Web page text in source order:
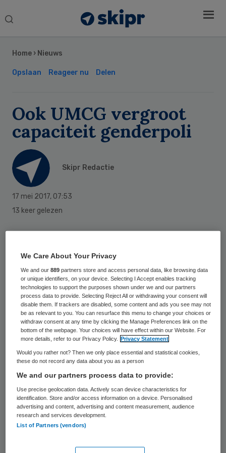
Search
Home › Nieuws
Opslaan Reageer nu Delen
Ook UMCG vergroot
capaciteit genderpoli
Skipr Redactie
17 mei 2017, 07:53
13 keer gelezen
capaciteit van de genderpoli vanwege een
toenemende vraag naar een behandeling
voor geslachtsverandering. Dat meldt de
NOS.
Het ziekenhuiswil tachtig nieuwe mensen
per jaar behandelen. Dat zijn er nu
veertig. Volgens Tim Middelberg, voorzitter
van het genderteam van het UMCG, moeten
mensen momenteel soms anderhalf jaar
wachten voordat ze op een eerste gesprek
kunnen komen. Dat vindt het ziekenhuis
“onacceptabel”.
Sidebar
We Care About Your Privacy
We and our889 partners store and access personal data, like browsing data
or unique identifiers, on your device. Selecting I Accept enables tracking
technologies to support the purposes shown under we and our partners
process data to provide. Selecting Reject All or withdrawing your consent will
disable them. If trackers are disabled, some content and ads you see may not
be as relevant to you. You can resurface this menu to change your choices or
withdraw consent at any time by clicking the Manage Preferences link on the
bottom of the webpage. Your choices will have effect within our Website. For
more details, refer to our Privacy Policy.
Privacy Statement
Would you rather not? Then we only place essential and statistical cookies,
these do not record any data about you as a person
We and our partners process data to provide:
Use precise geolocation data. Actively scan device characteristics for
identification. Store and/or access information on a device. Personalised
advertising and content, advertising and content measurement, audience
research and services development.
List of Partners (vendors)